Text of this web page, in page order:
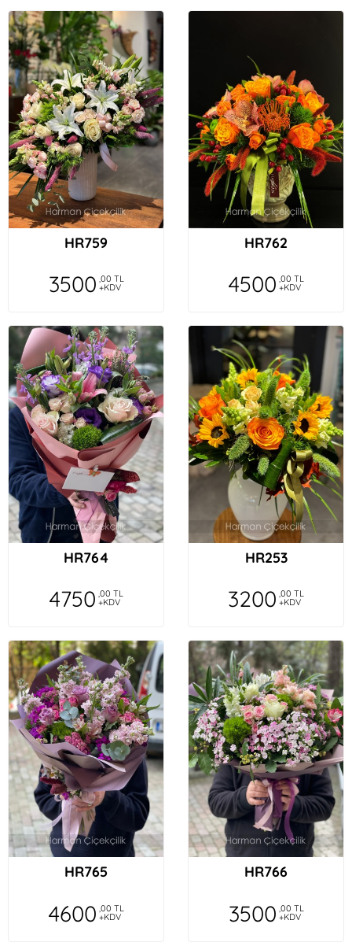
HR759
3500 ,00 TL
+KDV
HR762
4500 ,00 TL
+KDV
HR764
4750 ,00 TL
+KDV
HR253
3200 ,00 TL
+KDV
HR765
4600 ,00 TL
+KDV
HR766
3500 ,00 TL
+KDV